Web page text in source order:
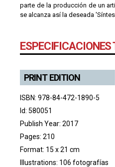
parte de la producción de un
se alcanza así la deseada
ESPECIFICACIONES
PRINT EDITION
ISBN: 978-84-472-1890-5
Id: 580051
Publish Year: 2017
Pages: 210
Format: 15 x 21 cm
Illustrations: 106 fotografías